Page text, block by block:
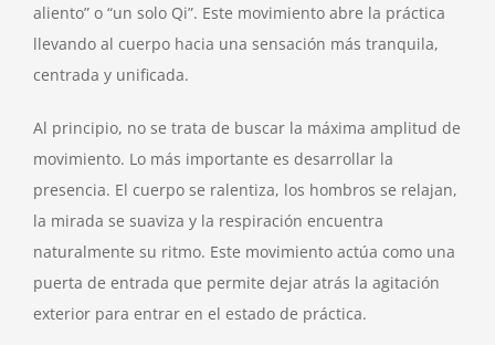
aliento” o “un solo Qi”. Este movimiento abre la práctica
llevando al cuerpo hacia una sensación más tranquila,
centrada y unificada.
Al principio, no se trata de buscar la máxima amplitud de
movimiento. Lo más importante es desarrollar la
presencia. El cuerpo se ralentiza, los hombros se relajan,
la mirada se suaviza y la respiración encuentra
naturalmente su ritmo. Este movimiento actúa como una
puerta de entrada que permite dejar atrás la agitación
exterior para entrar en el estado de práctica.